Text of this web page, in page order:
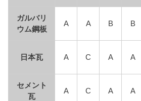
ガルバリ
ウム鋼板
A A B B
日本瓦 A C A A
セメント
瓦
A C A A